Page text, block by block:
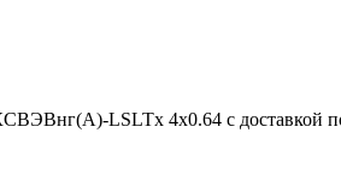
LSLTx 4х0.64 с доставкой